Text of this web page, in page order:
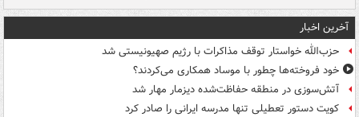
آخرین اخبار
حزب‌الله خواستار توقف مذاکرات با رژیم صهیونیستی شد
خود فروخته‌ها چطور با موساد همکاری می‌کردند؟
آتش‌سوزی در منطقه حفاظت‌شده دیزمار مهار شد
کویت دستور تعطیلی تنها مدرسه ایرانی را صادر کرد